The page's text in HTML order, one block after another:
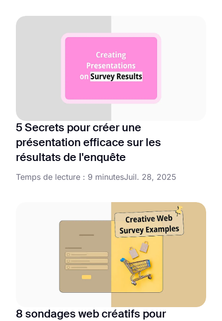
5 Secrets pour créer une
présentation efficace sur les
résultats de l'enquête
Temps de lecture : 9 minutesJuil. 28, 2025
8 sondages web créatifs pour